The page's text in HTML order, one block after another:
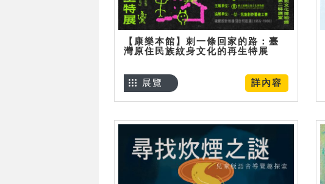
【康樂本館】刺一條回家的路：臺
灣原住民族紋身文化的再生特展
詳內容
展覽